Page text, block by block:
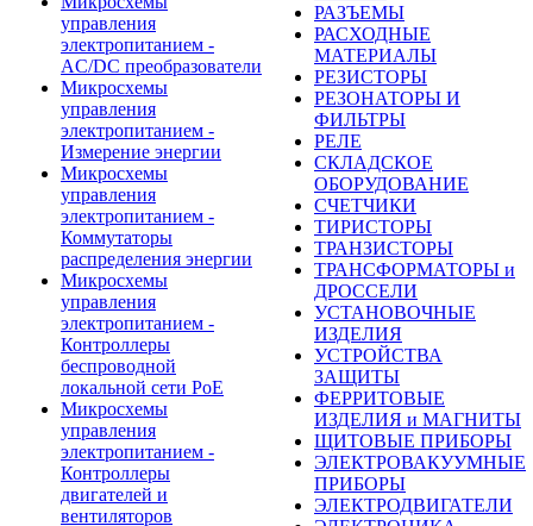
управления
электропитанием -
AC/DC преобразователи
Микросхемы
управления
электропитанием -
Измерение энергии
Микросхемы
управления
электропитанием -
Коммутаторы
распределения энергии
Микросхемы
управления
электропитанием -
Контроллеры
беспроводной
локальной сети PoE
Микросхемы
управления
электропитанием -
Контроллеры
двигателей и
вентиляторов
РАЗЪЕМЫ
РАСХОДНЫЕ
МАТЕРИАЛЫ
РЕЗИСТОРЫ
РЕЗОНАТОРЫ И
ФИЛЬТРЫ
РЕЛЕ
СКЛАДСКОЕ
ОБОРУДОВАНИЕ
СЧЕТЧИКИ
ТИРИСТОРЫ
ТРАНЗИСТОРЫ
ТРАНСФОРМАТОРЫ и
ДРОССЕЛИ
УСТАНОВОЧНЫЕ
ИЗДЕЛИЯ
УСТРОЙСТВА
ЗАЩИТЫ
ФЕРРИТОВЫЕ
ИЗДЕЛИЯ и МАГНИТЫ
ЩИТОВЫЕ ПРИБОРЫ
ЭЛЕКТРОВАКУУМНЫЕ
ПРИБОРЫ
ЭЛЕКТРОДВИГАТЕЛИ